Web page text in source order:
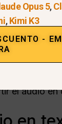
de
el audio
Opus 5,
,Kimi K3
-